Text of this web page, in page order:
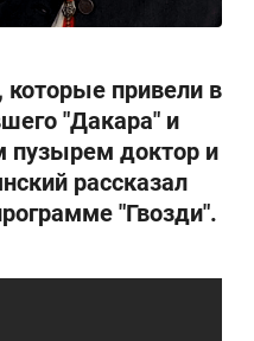
привели в
"Дакара" и
пузырем доктор и
рассказал
"Гвозди".